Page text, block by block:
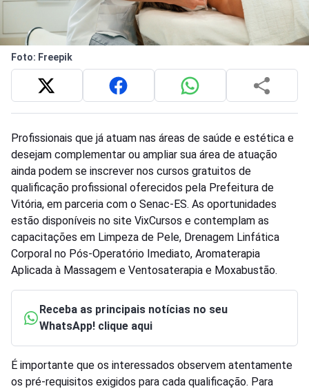
Foto: Freepik
Profissionais que já atuam nas áreas de saúde e estética e
desejam complementar ou ampliar sua área de atuação
ainda podem se inscrever nos cursos gratuitos de
qualificação profissional oferecidos pela Prefeitura de
Vitória, em parceria com o Senac-ES. As oportunidades
estão disponíveis no site VixCursos e contemplam as
capacitações em Limpeza de Pele, Drenagem Linfática
Corporal no Pós-Operatório Imediato, Aromaterapia
Aplicada à Massagem e Ventosaterapia e Moxabustão.
Receba as principais notícias no seu
WhatsApp! clique aqui
É importante que os interessados observem atentamente
os pré-requisitos exigidos para cada qualificação. Para